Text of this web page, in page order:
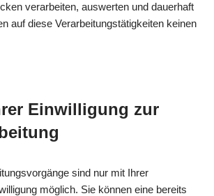
verarbeiten, auswerten und dauerhaft
auf diese Verarbeitungstätigkeiten keinen
Einwilligung zur
sind nur mit Ihrer
möglich. Sie können eine bereits